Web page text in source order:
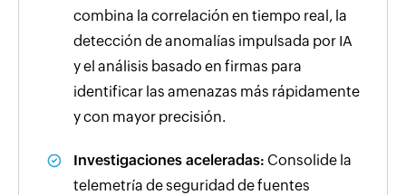
combina la correlación en tiempo real, la
detección de anomalías impulsada por IA
y el análisis basado en firmas para
identificar las amenazas más rápidamente
y con mayor precisión.
Investigaciones aceleradas: Consolide la
telemetría de seguridad de fuentes